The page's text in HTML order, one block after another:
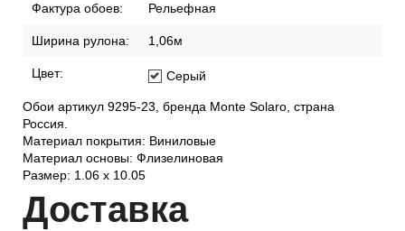
Фактура обоев: Рельефная
Ширина рулона: 1,06м
Цвет: Серый
Обои артикул 9295-23, бренда Monte Solaro, страна
Россия.
Материал покрытия: Виниловые
Материал основы: Флизелиновая
Размер: 1.06 x 10.05
Доставка